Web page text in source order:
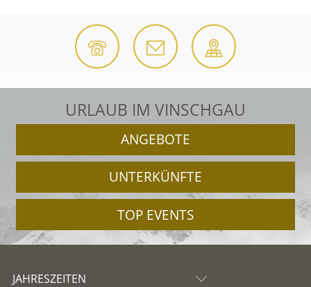
URLAUB IM VINSCHGAU
ANGEBOTE
UNTERKÜNFTE
TOP EVENTS
JAHRESZEITEN